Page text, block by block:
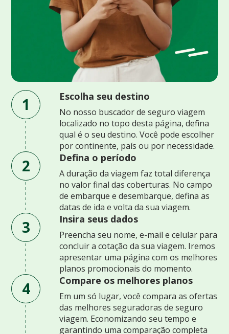
1 Escolha seu destino
No nosso buscador de seguro viagem
localizado no topo desta página, defina
qual é o seu destino. Você pode escolher
por continente, país ou por necessidade.
2 Defina o período
A duração da viagem faz total diferença
no valor final das coberturas. No campo
de embarque e desembarque, defina as
datas de ida e volta da sua viagem.
3 Insira seus dados
Preencha seu nome, e-mail e celular para
concluir a cotação da sua viagem. Iremos
apresentar uma página com os melhores
planos promocionais do momento.
4 Compare os melhores planos
Em um só lugar, você compara as ofertas
das melhores seguradoras de seguro
viagem. Economizando seu tempo e
garantindo uma comparação completa